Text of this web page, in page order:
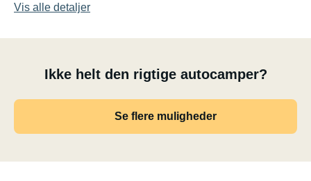
Vis alle detaljer
Ikke helt den rigtige autocamper?
Se flere muligheder